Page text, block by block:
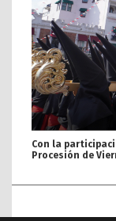
Con la
Procesión de